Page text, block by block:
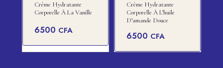
Crème Hydratante
Corporelle À La Vanille
6500 CFA
Crème Hydratante
Corporelle À L’huile
D’amande Douce
6500 CFA